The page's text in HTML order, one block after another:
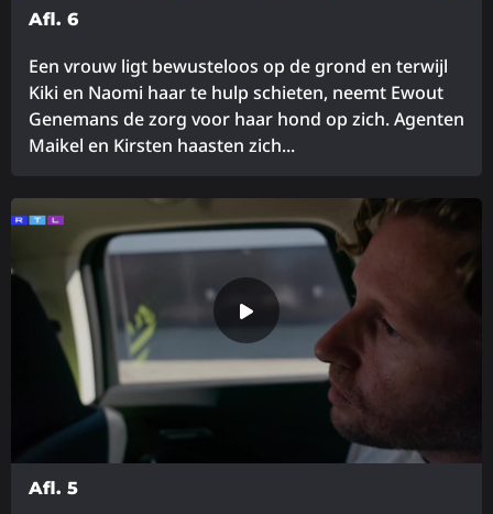
Afl. 6
Een vrouw ligt bewusteloos op de grond en terwijl
Kiki en Naomi haar te hulp schieten, neemt Ewout
Genemans de zorg voor haar hond op zich. Agenten
Maikel en Kirsten haasten zich...
meer
Afl. 5